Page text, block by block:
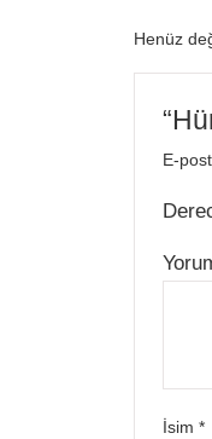
Henüz
E-
İsim*